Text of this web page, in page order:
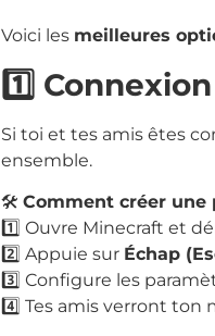
Voici les meilleures
1️⃣
Si toi et tes amis êtes
ensemble.
🛠️ Comment créer une
1️⃣ Ouvre Minecraft et
2️⃣ Appuie sur Échap
3️⃣ Configure les
4️⃣ Tes amis verront ton